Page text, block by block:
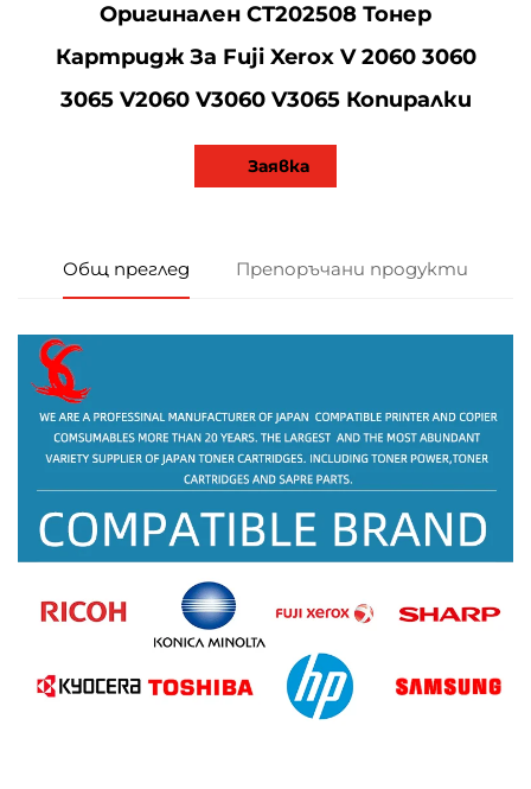
Оригинален CT202508 Тонер
Картридж За Fuji Xerox V 2060 3060
3065 V2060 V3060 V3065 Копиралки
Заявка
Общ преглед Препоръчани продукти